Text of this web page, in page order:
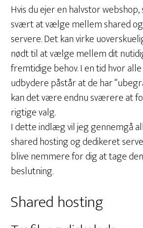
Hvis du ejer en halvstor
svært at vælge mellem shared
servere. Det kan virke
nødt til at vælge mellem dit
fremtidige behov. I en tid hvor
udbydere påstår at de har
kan det være endnu sværere at
rigtige valg.
I dette indlæg vil jeg gennemgå
shared hosting og dedikeret
blive nemmere for dig at tage
beslutning.
Shared hosting